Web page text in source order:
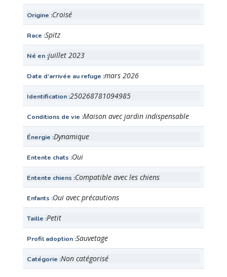
Origine Croisé
Race Spitz
Né en juillet 2023
Date d'arrivée au refuge mars 2026
Identification 250268781094985
Conditions de vie Maison avec jardin indispensable
Énergie Dynamique
Entente chats Oui
Entente chiens Compatible avec les chiens
Enfants Oui avec précautions
Taille Petit
Profil adoption Sauvetage
Catégorie Non catégorisé